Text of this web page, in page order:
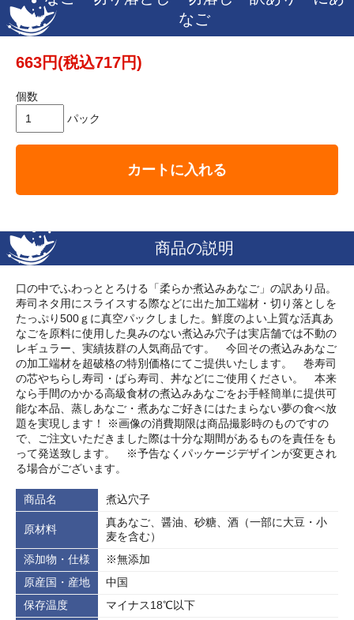
なご
663円(税込717円)
個数
パック
カートに入れる
商品の説明
口の中でふわっととろける「柔らか煮込みあなご」の訳あり品。
寿司ネタ用にスライスする際などに出た加工端材・切り落としを
たっぷり500ｇに真空パックしました。鮮度のよい上質な活真あ
なごを原料に使用した臭みのない煮込み穴子は実店舗では不動の
レギュラー、実績抜群の人気商品です。 今回その煮込みあなご
の加工端材を超破格の特別価格にてご提供いたします。 巻寿司
の芯やちらし寿司・ばら寿司、丼などにご使用ください。 本来
なら手間のかかる高級食材の煮込みあなごをお手軽簡単に提供可
能な本品、蒸しあなご・煮あなご好きにはたまらない夢の食べ放
題を実現します！ ※画像の消費期限は商品撮影時のものですの
で、ご注文いただきました際は十分な期間があるものを責任をも
って発送致します。 ※予告なくパッケージデザインが変更され
る場合がございます。
商品名 煮込穴子
原材料
真あなご、醤油、砂糖、酒（一部に大豆・小
麦を含む）
添加物・仕様
※無添加
原産国・産地
中国
保存温度
マイナス18℃以下